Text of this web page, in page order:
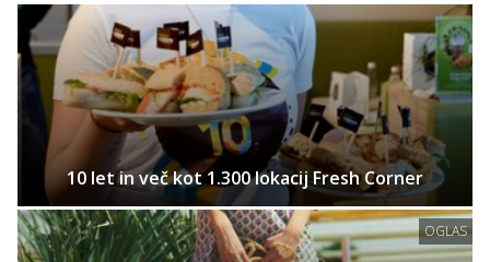
10 let in več kot 1.300 lokacij Fresh Corner
OGLAS